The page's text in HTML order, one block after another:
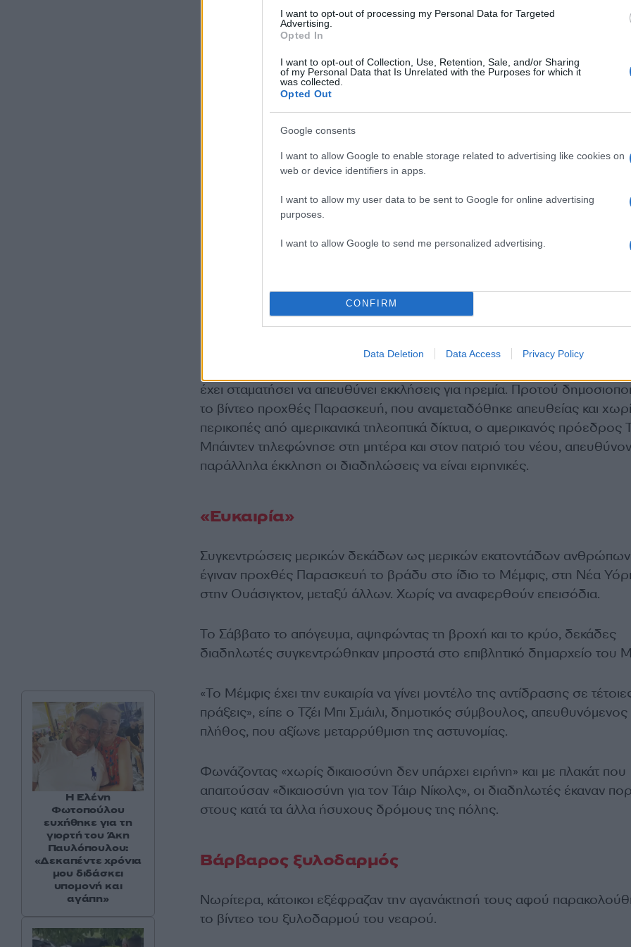
I want to opt-out of processing my Personal Data for Targeted
Advertising.
Opted In
I want to opt-out of Collection, Use, Retention, Sale, and/or Sharing
of my Personal Data that Is Unrelated with the Purposes for which it
was collected.
Opted Out
Google consents
I want to allow Google to enable storage related to advertising like cookies on
web or device identifiers in apps.
I want to allow my user data to be sent to Google for online advertising
purposes.
I want to allow Google to send me personalized advertising.
CONFIRM
Data Deletion Data Access Privacy Policy
έχει σταματήσει να απευθύνει εκκλήσεις για ηρεμία. Προτού
το βίντεο προχθές Παρασκευή, που αναμεταδόθηκε απευθείας και
περικοπές από αμερικανικά τηλεοπτικά δίκτυα, ο αμερικανός πρόεδρος
Μπάιντεν τηλεφώνησε στη μητέρα και στον πατριό του νέου,
παράλληλα έκκληση οι διαδηλώσεις να είναι ειρηνικές.
«Ευκαιρία»
Συγκεντρώσεις μερικών δεκάδων ως μερικών εκατοντάδων ανθρώπων
έγιναν προχθές Παρασκευή το βράδυ στο ίδιο το Μέμφις, στη Νέα
στην Ουάσιγκτον, μεταξύ άλλων. Χωρίς να αναφερθούν επεισόδια.
Το Σάββατο το απόγευμα, αψηφώντας τη βροχή και το κρύο, δεκάδες
διαδηλωτές συγκεντρώθηκαν μπροστά στο επιβλητικό δημαρχείο του
«Το Μέμφις έχει την ευκαιρία να γίνει μοντέλο της αντίδρασης σε
πράξεις», είπε ο Τζέι Μπι Σμάιλι, δημοτικός σύμβουλος,
πλήθος, που αξίωνε μεταρρύθμιση της αστυνομίας.
Φωνάζοντας «χωρίς δικαιοσύνη δεν υπάρχει ειρήνη» και με πλακάτ που
απαιτούσαν «δικαιοσύνη για τον Τάιρ Νίκολς», οι διαδηλωτές έκαναν
στους κατά τα άλλα ήσυχους δρόμους της πόλης.
Βάρβαρος ξυλοδαρμός
Νωρίτερα, κάτοικοι εξέφραζαν την αγανάκτησή τους αφού
το βίντεο του ξυλοδαρμού του νεαρού.
Η Ελένη
Φωτοπούλου
ευχήθηκε για τη
γιορτή του Άκη
Παυλόπουλου:
«Δεκαπέντε χρόνια
μου διδάσκει
υπομονή και
αγάπη»